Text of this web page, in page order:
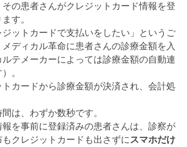
の患者さんがクレジットカード情報を登
す。
ットカードで支払いをしたい」というご
ディカル革命に患者さんの診療金額を入
テメーカーによっては診療金額の自動連
。
カードから診療金額が決済され、会計処
は、わずか数秒です。
を事前に登録済みの患者さんは、診察が
クレジットカードも出さずにスマホだけ